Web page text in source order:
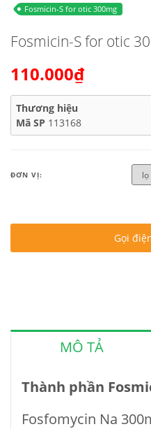
Fosmicin-S for otic 300mg
Fosmicin-S for otic
110.000₫
Thương hiệu
Mã SP 113168
ĐƠN VỊ:
Gọi
MÔ TẢ
Thành phần
Fosfomycin Na